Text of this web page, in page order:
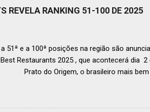
REVELA RANKING 51-100 DE 2025
51ª e a 100ª posições na região são
Restaurants 2025 , que acontecerá dia
Origem, o brasileiro mais bem
No.100,em celebração ao panorama
expandida demonstra o empenho da